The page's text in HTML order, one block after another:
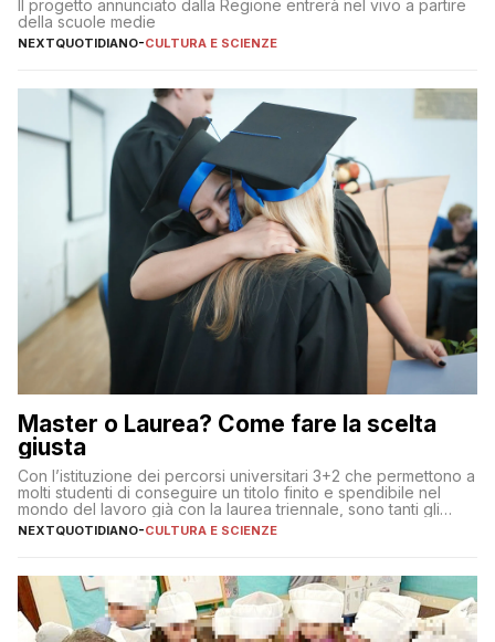
Il progetto annunciato dalla Regione entrerà nel vivo a partire
della scuole medie
NEXTQUOTIDIANO-CULTURA E SCIENZE
Master o Laurea? Come fare la scelta
giusta
Con l’istituzione dei percorsi universitari 3+2 che permettono a
molti studenti di conseguire un titolo finito e spendibile nel
mondo del lavoro già con la laurea triennale, sono tanti gli
interrogativi che si pongono gli studenti una volta raggiunto
l’obiettivo di primo livello
NEXTQUOTIDIANO-CULTURA E SCIENZE